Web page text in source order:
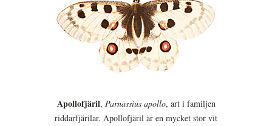
Apollofjäril, Parnassius apollo, art i familjen
riddarfjärilar. Apollofjäril är en mycket stor vit